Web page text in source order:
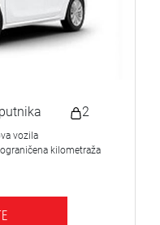
2
vozila
kilometraža